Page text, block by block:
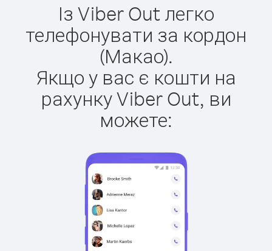
Із Viber Out легко
телефонувати за кордон
(Макао).
Якщо у вас є кошти на
рахунку Viber Out, ви
можете: